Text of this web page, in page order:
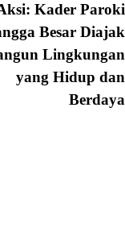
Kader Paroki
Besar Diajak
Lingkungan
yang Hidup dan
Berdaya